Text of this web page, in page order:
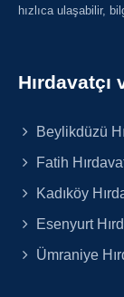
hızlıca ulaşabilir,
Hırdavatçı
Beylikdüzü
Fatih
Kadıköy
Esenyurt
Ümraniye